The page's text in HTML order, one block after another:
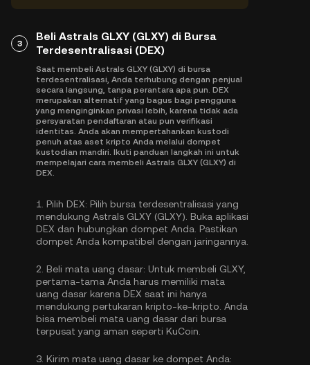
3
Beli Astrals GLXY (GLXY) di Bursa
Terdesentralisasi (DEX)
Saat membeli Astrals GLXY (GLXY) di bursa
terdesentralisasi, Anda terhubung dengan penjual
secara langsung, tanpa perantara apa pun. DEX
merupakan alternatif yang bagus bagi pengguna
yang menginginkan privasi lebih, karena tidak ada
persyaratan pendaftaran atau pun verifikasi
identitas. Anda akan mempertahankan kustodi
penuh atas aset kripto Anda melalui dompet
kustodian mandiri. Ikuti panduan langkah ini untuk
mempelajari cara membeli Astrals GLXY (GLXY) di
DEX.
1. Pilih DEX: Pilih bursa terdesentralisasi yang
mendukung Astrals GLXY (GLXY). Buka aplikasi
DEX dan hubungkan dompet Anda. Pastikan
dompet Anda kompatibel dengan jaringannya.
2. Beli mata uang dasar: Untuk membeli GLXY,
pertama-tama Anda harus memiliki mata
uang dasar karena DEX saat ini hanya
mendukung pertukaran kripto-ke-kripto. Anda
bisa membeli mata uang dasar dari bursa
terpusat yang aman seperti KuCoin.
3. Kirim mata uang dasar ke dompet Anda: